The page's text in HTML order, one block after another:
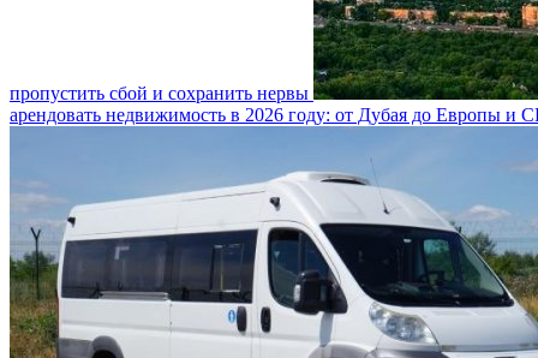
пропустить сбой и сохранить нервы
арендовать недвижимость в 2026 году: от Дубая до Европы и